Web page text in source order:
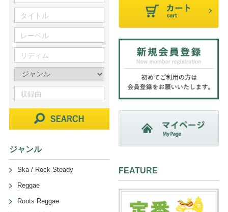
ジャンル
Ska / Rock Steady
Reggae
Roots Reggae
FEATURE